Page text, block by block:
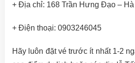
+ Địa chỉ: 168 Trần Hưng Đạo – Hà
+ Điện thoại: 0903246045
Hãy luôn đặt vé trước ít nhất 1-2